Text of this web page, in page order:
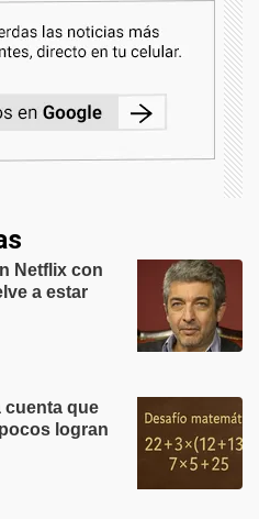
Netflix con
a estar
cuenta que
logran